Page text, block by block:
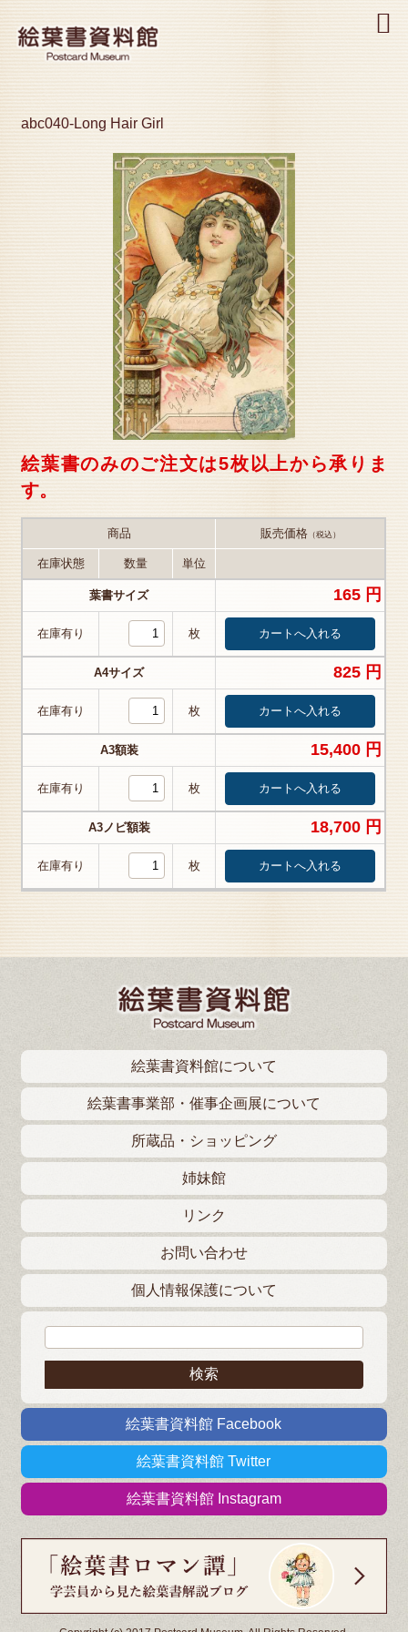
abc040-Long Hair Girl
絵葉書のみのご注文は5枚以上から承りま
す。
商品 販売価格（税込）
在庫状態 数量 単位
葉書サイズ 165 円
在庫有り 枚
A4サイズ 825 円
在庫有り 枚
A3額装 15,400 円
在庫有り 枚
A3ノビ額装 18,700 円
在庫有り 枚
絵葉書資料館について
絵葉書事業部・催事企画展について
所蔵品・ショッピング
姉妹館
リンク
お問い合わせ
個人情報保護について
絵葉書資料館 Facebook
絵葉書資料館 Twitter
絵葉書資料館 Instagram